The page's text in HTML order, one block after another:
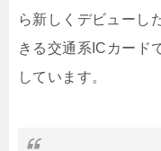
ら新しくデビューし
きる交通系ICカード
しています。